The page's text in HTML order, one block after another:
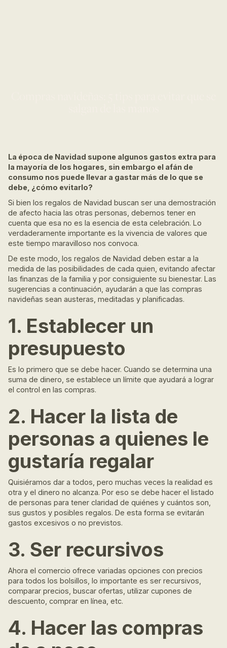
La época de Navidad supone algunos gastos extra para
la mayoría de los hogares, sin embargo el afán de
consumo nos puede llevar a gastar más de lo que se
debe, ¿cómo evitarlo?
Si bien los regalos de Navidad buscan ser una demostración
de afecto hacia las otras personas, debemos tener en
cuenta que esa no es la esencia de esta celebración. Lo
verdaderamente importante es la vivencia de valores que
este tiempo maravilloso nos convoca.
De este modo, los regalos de Navidad deben estar a la
medida de las posibilidades de cada quien, evitando afectar
las finanzas de la familia y por consiguiente su bienestar. Las
sugerencias a continuación, ayudarán a que las compras
navideñas sean austeras, meditadas y planificadas.
1. Establecer un
presupuesto
Es lo primero que se debe hacer. Cuando se determina una
suma de dinero, se establece un límite que ayudará a lograr
el control en las compras.
2. Hacer la lista de
personas a quienes le
gustaría regalar
Quisiéramos dar a todos, pero muchas veces la realidad es
otra y el dinero no alcanza. Por eso se debe hacer el listado
de personas para tener claridad de quiénes y cuántos son,
sus gustos y posibles regalos. De esta forma se evitarán
gastos excesivos o no previstos.
3. Ser recursivos
Ahora el comercio ofrece variadas opciones con precios
para todos los bolsillos, lo importante es ser recursivos,
comparar precios, buscar ofertas, utilizar cupones de
descuento, comprar en línea, etc.
4. Hacer las compras